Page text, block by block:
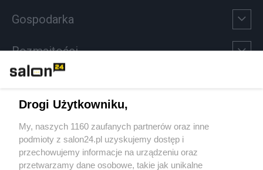
Gospodarka
Rozmaitości
Sport
Społeczeństwo
Drogi Użytkowniku,
My, naszych 1160 zaufanych partnerów oraz inne
podmioty z salon24.pl uzyskujemy dostęp i
przechowujemy informacje na urządzeniu oraz
przetwarzamy dane osobowe, takie jak unikalne